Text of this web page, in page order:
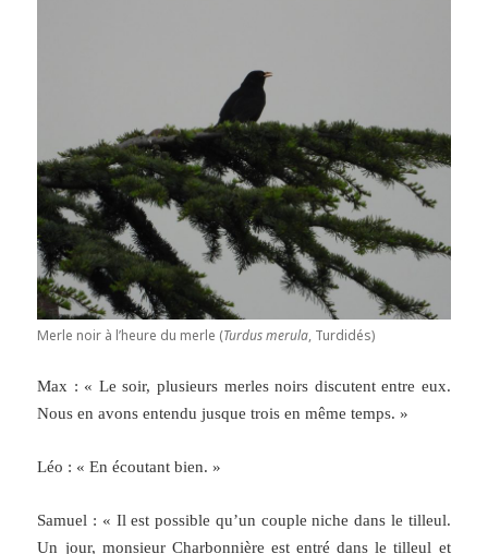
Merle noir à l’heure du merle (Turdus merula, Turdidés)
Max : « Le soir, plusieurs merles noirs discutent entre eux.
Nous en avons entendu jusque trois en même temps. »
Léo : « En écoutant bien. »
Samuel : « Il est possible qu’un couple niche dans le tilleul.
Un jour, monsieur Charbonnière est entré dans le tilleul et